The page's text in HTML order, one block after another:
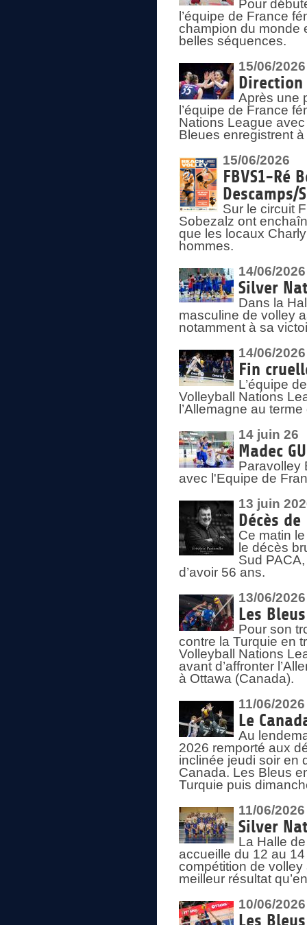
Pour
l’équipe de France
champion du monde
belles séquences.
15/06/2026
Après une
l’équipe de France
Nations League
Bleues enregistrent
15/06/2026
FBVS1-Ré
Descamps/
Sur le circuit
Sobezalz ont
que les locaux
hommes.
14/06/2026
Silver
Dans la
masculine de volley
notamment à sa
14/06/2026
Fin
L’équipe
Volleyball Nations
l’Allemagne au
14 juin 26
Madec
Paravolley
avec l'Equipe de
13 juin
Décès de
Ce matin
le décès
Sud
d’avoir 56 ans.
13/06/2026
Les
Pour son
contre la Turquie en
Volleyball Nations
avant d’affronter
à Ottawa (Canada).
11/06/2026
Le
Au
2026 remporté aux
inclinée jeudi soir en
Canada. Les Bleus
Turquie puis
11/06/2026
Silver
La Halle
accueille du 12 au
compétition de
meilleur résultat
10/06/2026